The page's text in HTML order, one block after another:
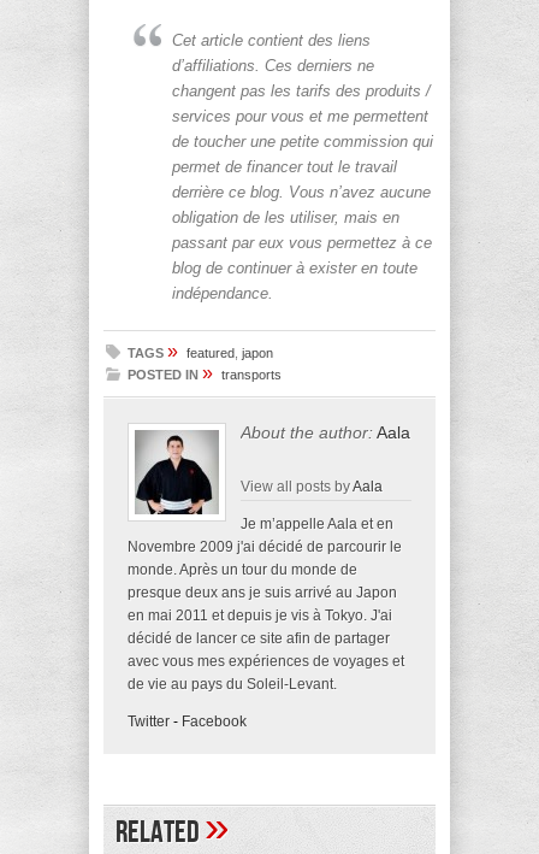
Cet article contient des liens
d’affiliations. Ces derniers ne
changent pas les tarifs des produits /
services pour vous et me permettent
de toucher une petite commission qui
permet de financer tout le travail
derrière ce blog. Vous n’avez aucune
obligation de les utiliser, mais en
passant par eux vous permettez à ce
blog de continuer à exister en toute
indépendance.
TAGS » featured japon
POSTED IN » transports
About the author:Aala
View all posts byAala
Je m’appelle Aala et en
Novembre 2009 j'ai décidé de parcourir le
monde. Après un tour du monde de
presque deux ans je suis arrivé au Japon
en mai 2011 et depuis je vis à Tokyo. J'ai
décidé de lancer ce site afin de partager
avec vous mes expériences de voyages et
de vie au pays du Soleil-Levant.
Twitter - Facebook
Related»